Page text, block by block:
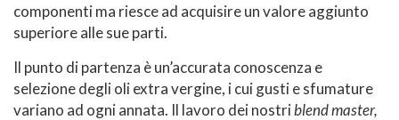
componenti ma riesce ad acquisire un valore aggiunto
superiore alle sue parti.
Il punto di partenza è un’accurata conoscenza e
selezione degli oli extra vergine, i cui gusti e sfumature
variano ad ogni annata. Il lavoro dei nostriblend master,